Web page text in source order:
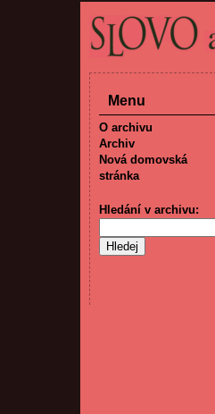
Menu
O archivu
Archiv
Nová domovská
stránka
Hledání v archivu: